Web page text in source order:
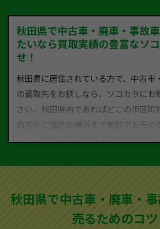
秋田県で中古車・廃車・事故
たいなら買取実績の豊富なソ
せ！
秋田県に居住されている方で、中古車
の買取先をお探しなら、ソコカラにお
さい。秋田県内であればどこの市区町
自宅やご指定の場所まで無料でお車の
いし、廃車までの手続きを無料でサポ
買取可能です。
ソコカラは世界１１０か国に独自の販
秋田県で中古車・廃車・
売るためのコツ